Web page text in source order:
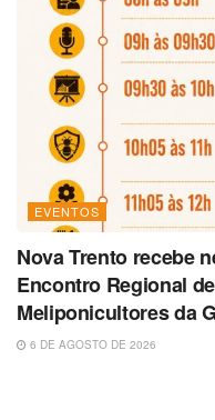
EVENTOS
Nova Trento recebe
Encontro Regional
Meliponicultores da
6 DE AGOSTO DE 2026